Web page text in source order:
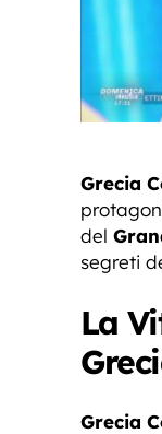
Grecia
del
segreti
La
Grecia